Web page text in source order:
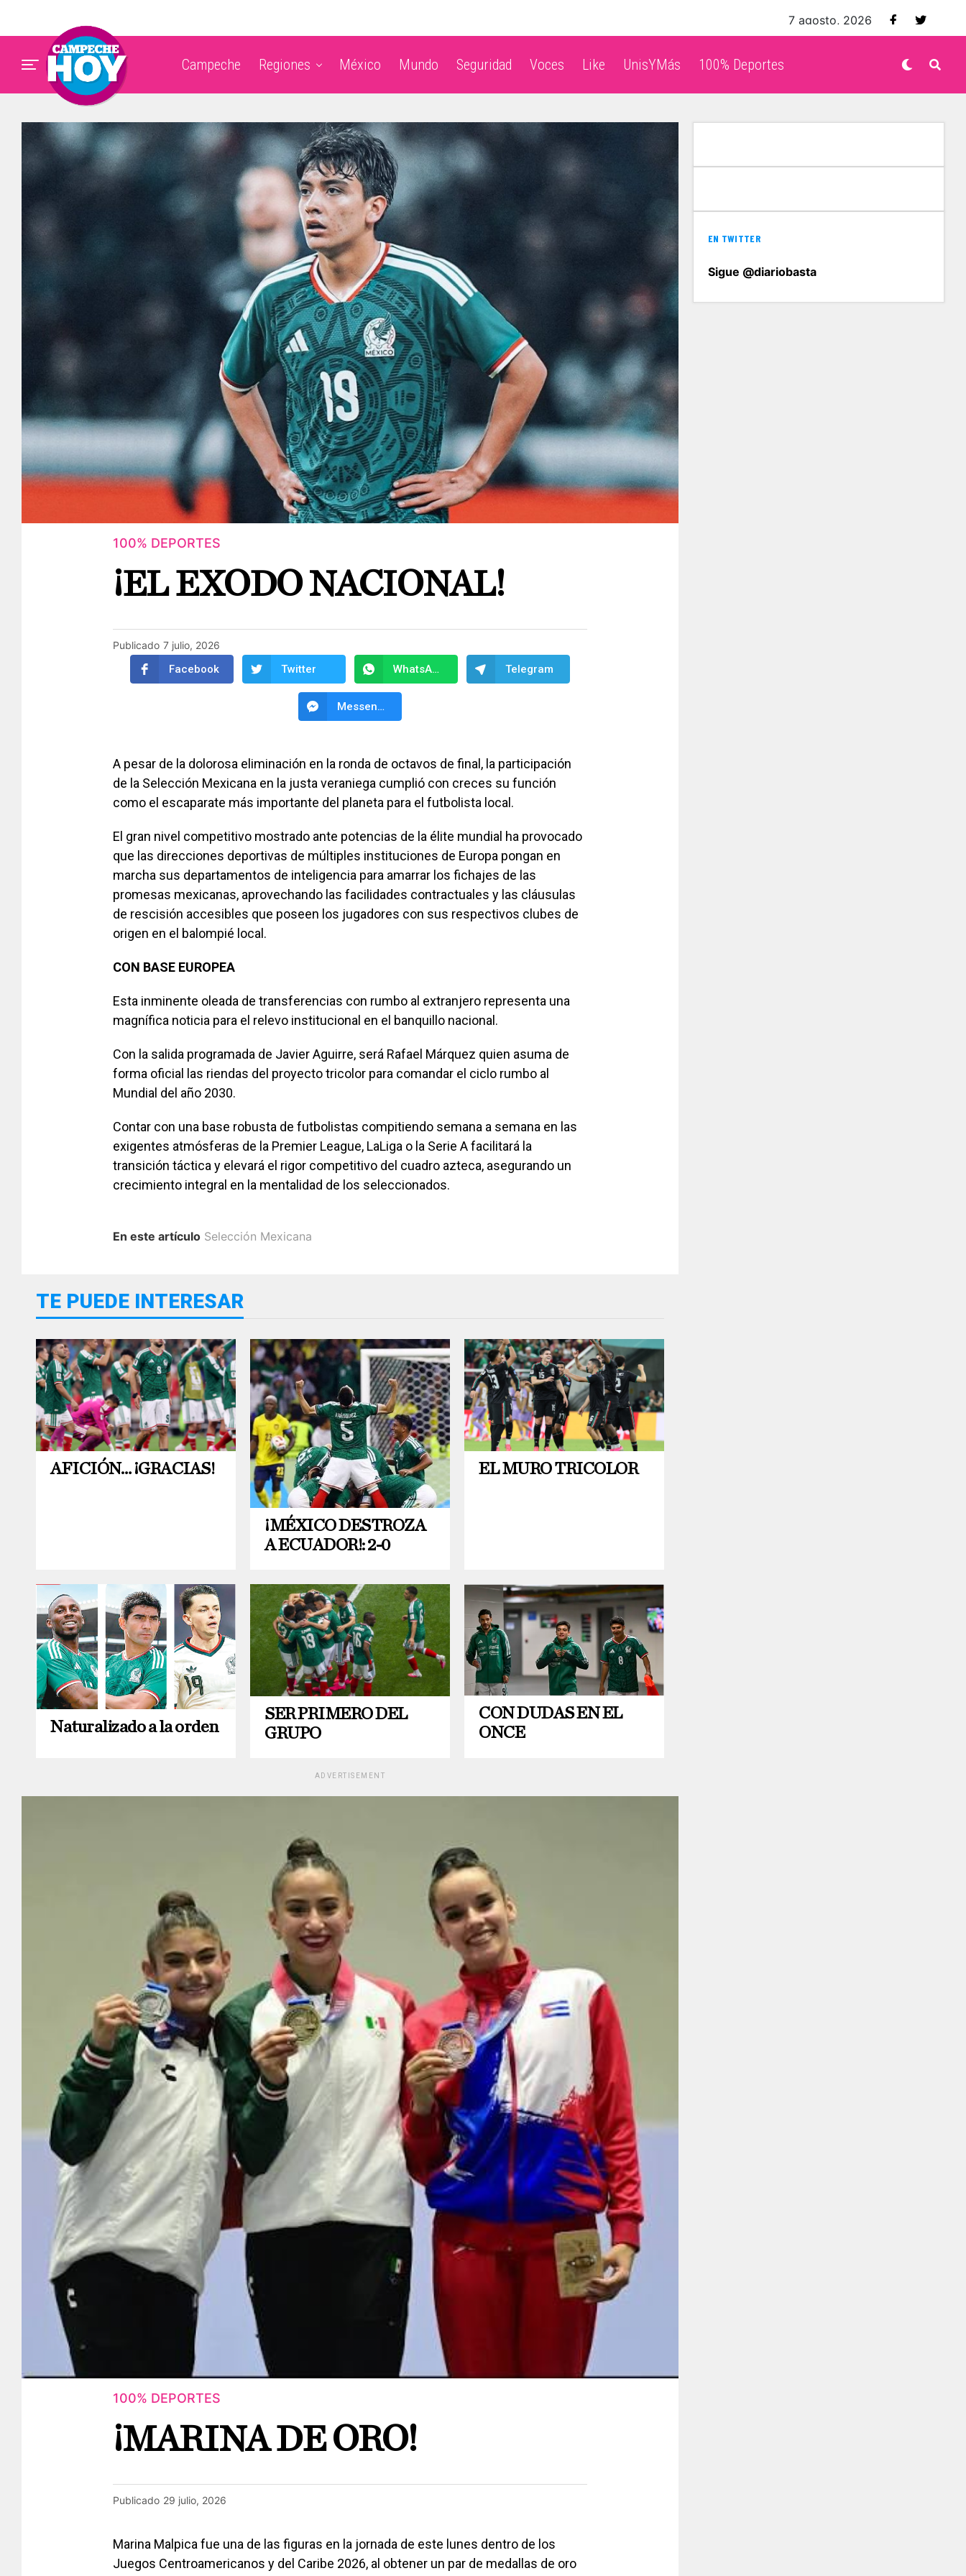
7 agosto, 2026
Campeche Regiones México Mundo Seguridad Voces Like UnisYMás 100% Deportes
100% DEPORTES
¡EL EXODO NACIONAL!
Publicado 7 julio, 2026
Facebook Twitter WhatsApp Telegram
Messenger
A pesar de la dolorosa eliminación en la ronda de octavos de final, la participación
de la Selección Mexicana en la justa veraniega cumplió con creces su función
como el escaparate más importante del planeta para el futbolista local.
El gran nivel competitivo mostrado ante potencias de la élite mundial ha provocado
que las direcciones deportivas de múltiples instituciones de Europa pongan en
marcha sus departamentos de inteligencia para amarrar los fichajes de las
promesas mexicanas, aprovechando las facilidades contractuales y las cláusulas
de rescisión accesibles que poseen los jugadores con sus respectivos clubes de
origen en el balompié local.
CON BASE EUROPEA
Esta inminente oleada de transferencias con rumbo al extranjero representa una
magnífica noticia para el relevo institucional en el banquillo nacional.
Con la salida programada de Javier Aguirre, será Rafael Márquez quien asuma de
forma oficial las riendas del proyecto tricolor para comandar el ciclo rumbo al
Mundial del año 2030.
Contar con una base robusta de futbolistas compitiendo semana a semana en las
exigentes atmósferas de la Premier League, LaLiga o la Serie A facilitará la
transición táctica y elevará el rigor competitivo del cuadro azteca, asegurando un
crecimiento integral en la mentalidad de los seleccionados.
En este artículo Selección Mexicana
TE PUEDE INTERESAR
AFICIÓN… ¡GRACIAS!
¡MÉXICO DESTROZA
A ECUADOR!: 2-0
EL MURO TRICOLOR
Naturalizado a la orden
SER PRIMERO DEL
GRUPO
CON DUDAS EN EL
ONCE
ADVERTISEMENT
100% DEPORTES
¡MARINA DE ORO!
Publicado 29 julio, 2026
Marina Malpica fue una de las figuras en la jornada de este lunes dentro de los
Juegos Centroamericanos y del Caribe 2026, al obtener un par de medallas de oro
EN TWITTER
Sigue @diariobasta